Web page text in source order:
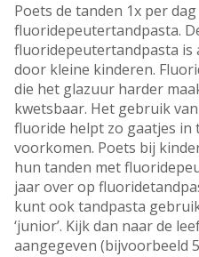
Poets de tanden 1x per
fluoridepeutertandpasta.
fluoridepeutertandpasta is
door kleine kinderen.
die het glazuur harder
kwetsbaar. Het gebruik
fluoride helpt zo gaatjes in
voorkomen. Poets bij
hun tanden met
jaar over op
kunt ook tandpasta
‘junior’. Kijk dan naar de
aangegeven (bijvoorbeeld